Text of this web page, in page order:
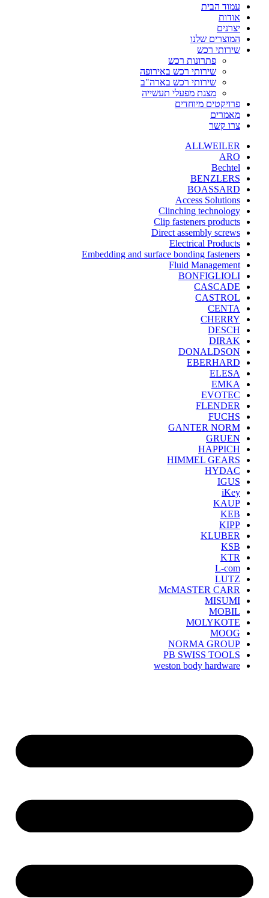
עמוד הבית
אודות
יצרנים
המוצרים שלנו
שירותי רכש
פתרונות רכש
שירותי רכש באירופה
שירותי רכש בארה"ב
מצגת מפעלי תעשייה
פרויקטים מיוחדים
מאמרים
צרו קשר
ALLWEILER
ARO
Bechtel
BENZLERS
BOASSARD
Access Solutions
Clinching technology
Clip fasteners products
Direct assembly screws
Electrical Products
Embedding and surface bonding fasteners
Fluid Management
BONFIGLIOLI
CASCADE
CASTROL
CENTA
CHERRY
DESCH
DIRAK
DONALDSON
EBERHARD
ELESA
EMKA
EVOTEC
FLENDER
FUCHS
GANTER NORM
GRUEN
HAPPICH
HIMMEL GEARS
HYDAC
IGUS
iKey
KAUP
KEB
KIPP
KLUBER
KSB
KTR
L-com
LUTZ
McMASTER CARR
MISUMI
MOBIL
MOLYKOTE
MOOG
NORMA GROUP
PB SWISS TOOLS
weston body hardware